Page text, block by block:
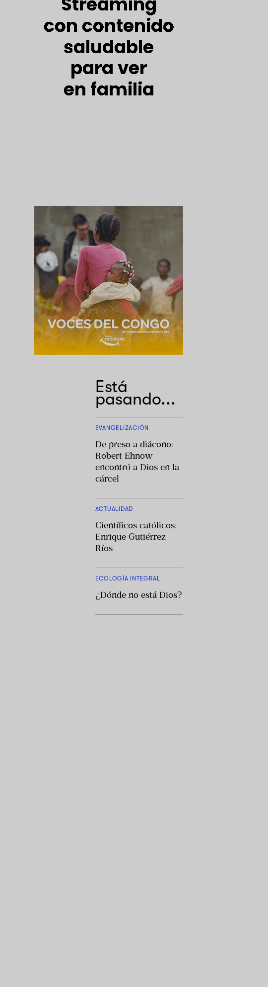
Está
pasando...
EVANGELIZACIÓN
De preso a diácono:
Robert Ehnow
encontró a Dios en la
cárcel
ACTUALIDAD
Científicos católicos:
Enrique Gutiérrez
Ríos
ECOLOGÍA INTEGRAL
¿Dónde no está Dios?